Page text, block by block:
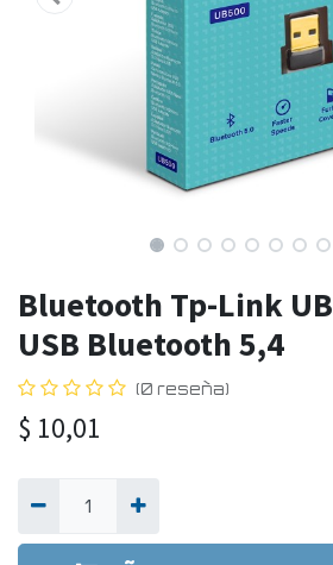
Bluetooth Tp-Link
USB Bluetooth 5,4
(0 reseña)
$ 10,01